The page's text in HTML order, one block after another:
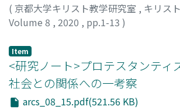
( 京都大学キリスト教学研究室 , キリス
Volume 8 , 2020 , pp.1-13 )
チItem
<研究ノート>プロテスタンティ
社会との関係への一考察
arcs_08_15.pdf(521.56 KB)